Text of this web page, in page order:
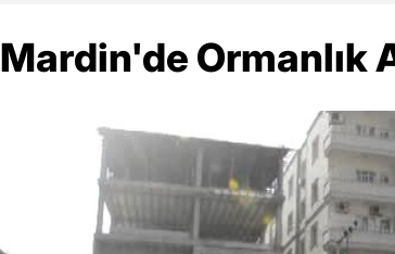
Mardin'de Ormanlık